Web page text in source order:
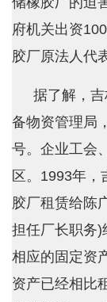
府机关出资
胶厂原法人代
据了解，
备物资管理局
号。企业工会
区。1993年，
胶厂租赁给陈
担任厂长职务)
相应的固定资
资产已经相比